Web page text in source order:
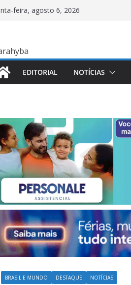
feira, agosto 6, 2026
EDITORIAL NOTÍCIAS
BRASIL E MUNDO DESTAQUE NOTÍCIAS